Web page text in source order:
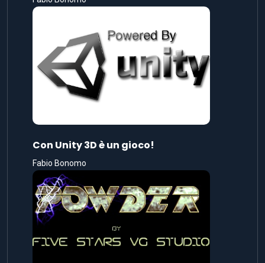
Con Unity 3D è un gioco!
Fabio Bonomo